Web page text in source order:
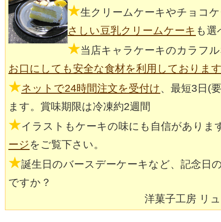
★生クリームケーキやチョコ
さしい豆乳クリームケーキ も選
★当店キャラケーキのカラフ
お口にしても安全な食材を利用しておりま
★ネットで24時間注文を受付け、最短3日(
ます。賞味期限は冷凍約2週間
★イラストもケーキの味にも自信がありま
ージをご覧下さい。
★誕生日のバースデーケーキなど、記念日
ですか？
洋菓子工房 リ